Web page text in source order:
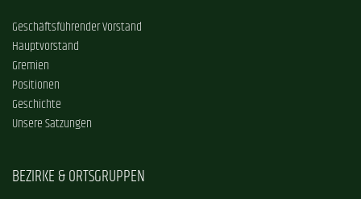
Geschäftsführender Vorstand
Hauptvorstand
Gremien
Positionen
Geschichte
Unsere Satzungen
BEZIRKE & ORTSGRUPPEN